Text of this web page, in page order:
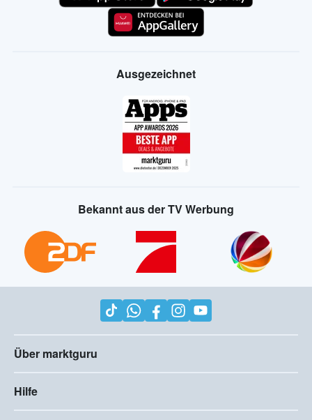
Ausgezeichnet
Bekannt aus der TV Werbung
Über marktguru
Hilfe